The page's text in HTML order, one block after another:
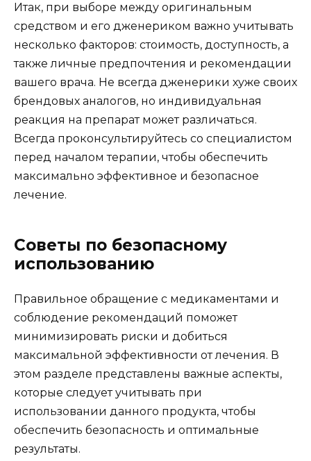
Итак, при выборе между оригинальным
средством и его дженериком важно учитывать
несколько факторов: стоимость, доступность, а
также личные предпочтения и рекомендации
вашего врача. Не всегда дженерики хуже своих
брендовых аналогов, но индивидуальная
реакция на препарат может различаться.
Всегда проконсультируйтесь со специалистом
перед началом терапии, чтобы обеспечить
максимально эффективное и безопасное
лечение.
Советы по безопасному
использованию
Правильное обращение с медикаментами и
соблюдение рекомендаций поможет
минимизировать риски и добиться
максимальной эффективности от лечения. В
этом разделе представлены важные аспекты,
которые следует учитывать при
использовании данного продукта, чтобы
обеспечить безопасность и оптимальные
результаты.